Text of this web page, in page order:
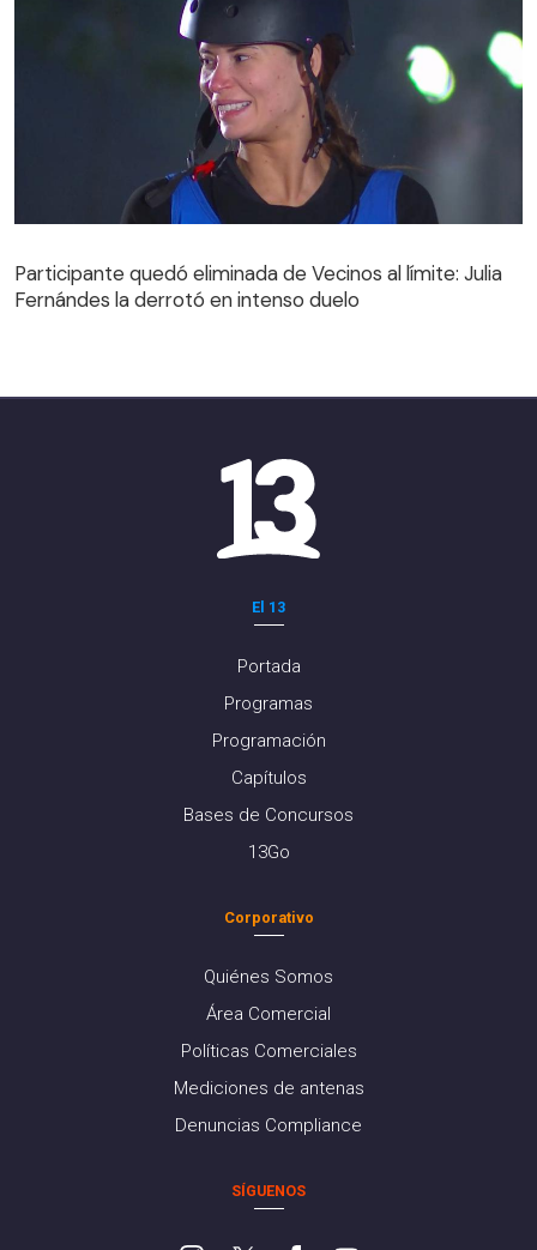
Fernándes la derrotó en intenso duelo
Participante quedó eliminada de Vecinos al límite: Julia
Fernándes la derrotó en intenso duelo
El 13
Portada
Programas
Programación
Capítulos
Bases de Concursos
13Go
Corporativo
Quiénes Somos
Área Comercial
Políticas Comerciales
Mediciones de antenas
Denuncias Compliance
SÍGUENOS